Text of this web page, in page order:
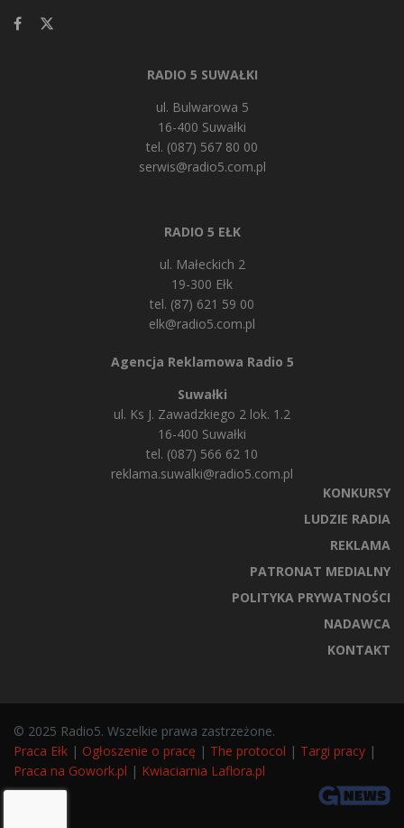
RADIO 5 SUWAŁKI
ul. Bulwarowa 5
16-400 Suwałki
tel. (087) 567 80 00
serwis@radio5.com.pl
RADIO 5 EŁK
ul. Małeckich 2
19-300 Ełk
tel. (87) 621 59 00
elk@radio5.com.pl
Agencja Reklamowa Radio 5
Suwałki
ul. Ks J. Zawadzkiego 2 lok. 1.2
16-400 Suwałki
tel. (087) 566 62 10
reklama.suwalki@radio5.com.pl
KONKURSY
LUDZIE RADIA
REKLAMA
PATRONAT MEDIALNY
POLITYKA PRYWATNOŚCI
NADAWCA
KONTAKT
© 2025 Radio5. Wszelkie prawa zastrzeżone.
Praca Ełk | Ogłoszenie o pracę | The protocol | Targi pracy |
Praca na Gowork.pl | Kwiaciarnia Laflora.pl